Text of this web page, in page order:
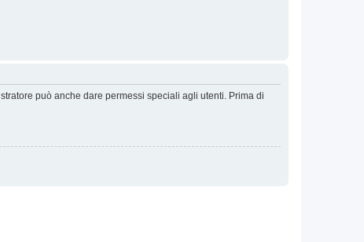
può anche dare permessi speciali agli utenti. Prima di